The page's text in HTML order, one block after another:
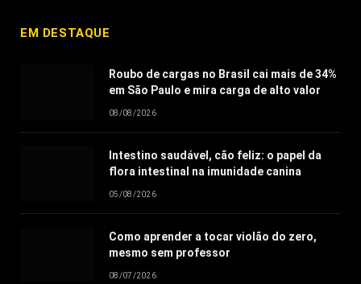
EM DESTAQUE
Roubo de cargas no Brasil cai mais de 34%
em São Paulo e mira carga de alto valor
08/08/2026
Intestino saudável, cão feliz: o papel da
flora intestinal na imunidade canina
05/08/2026
Como aprender a tocar violão do zero,
mesmo sem professor
08/07/2026